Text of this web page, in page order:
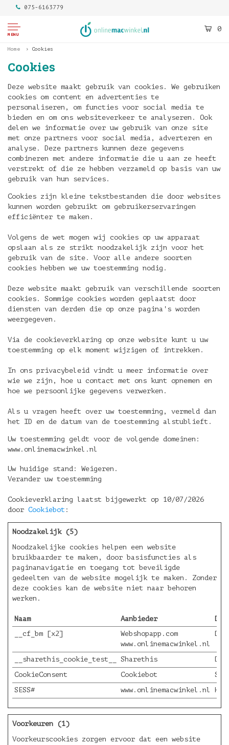
075-6163779
MENU
0
Home Cookies
Cookies
Deze website maakt gebruik van cookies. We gebruiken
cookies om content en advertenties te
personaliseren, om functies voor social media te
bieden en om ons websiteverkeer te analyseren. Ook
delen we informatie over uw gebruik van onze site
met onze partners voor social media, adverteren en
analyse. Deze partners kunnen deze gegevens
combineren met andere informatie die u aan ze heeft
verstrekt of die ze hebben verzameld op basis van uw
gebruik van hun services.
Cookies zijn kleine tekstbestanden die door websites
kunnen worden gebruikt om gebruikerservaringen
efficiënter te maken.
Volgens de wet mogen wij cookies op uw apparaat
opslaan als ze strikt noodzakelijk zijn voor het
gebruik van de site. Voor alle andere soorten
cookies hebben we uw toestemming nodig.
Deze website maakt gebruik van verschillende soorten
cookies. Sommige cookies worden geplaatst door
diensten van derden die op onze pagina's worden
weergegeven.
Via de cookieverklaring op onze website kunt u uw
toestemming op elk moment wijzigen of intrekken.
In ons privacybeleid vindt u meer informatie over
wie we zijn, hoe u contact met ons kunt opnemen en
hoe we persoonlijke gegevens verwerken.
Als u vragen heeft over uw toestemming, vermeld dan
het ID en de datum van de toestemming alstublieft.
Uw toestemming geldt voor de volgende domeinen:
www.onlinemacwinkel.nl
Uw huidige stand: Weigeren.
Verander uw toestemming
Cookieverklaring laatst bijgewerkt op 10/07/2026
door Cookiebot :
Noodzakelijk (5)
Noodzakelijke cookies helpen een website
bruikbaarder te maken, door basisfuncties als
paginanavigatie en toegang tot beveiligde
gedeelten van de website mogelijk te maken. Zonder
deze cookies kan de website niet naar behoren
werken.
Naam Aanbieder
__cf_bm [x2]
Webshopapp.com
www.onlinemacwinkel.nl
__sharethis_cookie_test__ Sharethis
CookieConsent
Cookiebot
SESS#
www.onlinemacwinkel.nl
Voorkeuren (1)
Voorkeurscookies zorgen ervoor dat een website